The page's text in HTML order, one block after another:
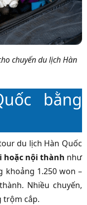
chuyến du lịch Hàn
bằng
du lịch Hàn Quốc
hoặc nội thành như
khoảng 1.250 won –
Nhiều chuyến,
trộm cắp.